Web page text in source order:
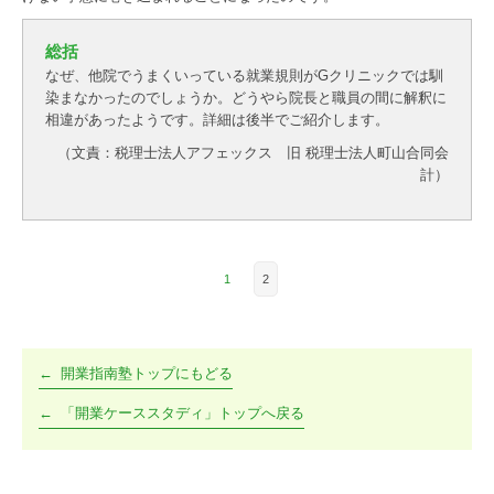
総括
なぜ、他院でうまくいっている就業規則がGクリニックでは馴
染まなかったのでしょうか。どうやら院長と職員の間に解釈に
相違があったようです。詳細は後半でご紹介します。
（文責：税理士法人アフェックス 旧 税理士法人町山合同会
計）
1 2
開業指南塾トップにもどる
「開業ケーススタディ」トップへ戻る